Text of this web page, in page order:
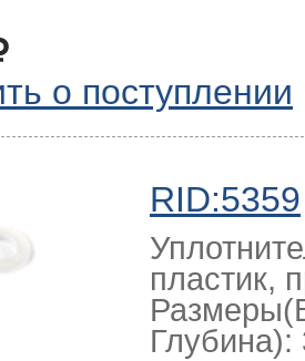
о поступлении
RID:5359
пластик,
Глубина):